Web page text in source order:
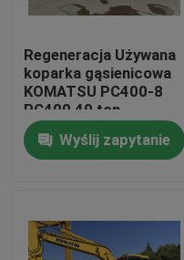
Dom
O nas
Regeneracja Używana
koparka gąsienicowa
KOMATSU PC400-8
PC400 40 ton
Wyślij zapytanie